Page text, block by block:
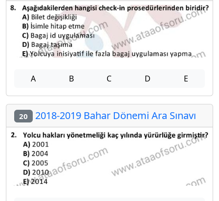
A B C D E
20 2018-2019 Bahar Dönemi Ara Sınavı